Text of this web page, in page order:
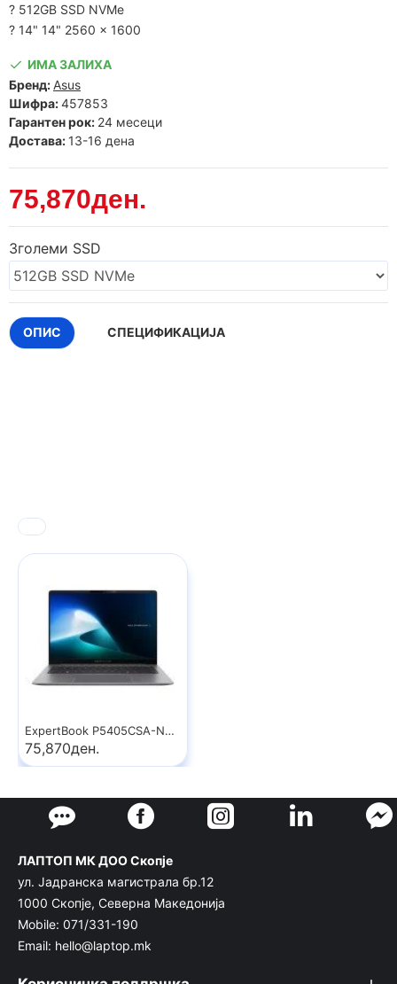
? 512GB SSD NVMe
? 14" 14" 2560 x 1600
75,870ден.
ИМА ЗАЛИХА
Бренд: Asus
Шифра:457853
Гарантен рок: 24 месеци
Достава: 13-16 дена
Зголеми SSD
ОПИС СПЕЦИФИКАЦИЈА
ExpertBook P5405CSA-NZ1251X
75,870ден.
ЛАПТОП МК ДОО Скопје
ул. Јадранска магистрала бр.12
1000 Скопје, Северна Македонија
Mobile: 071/331-190
Email: hello@laptop.mk